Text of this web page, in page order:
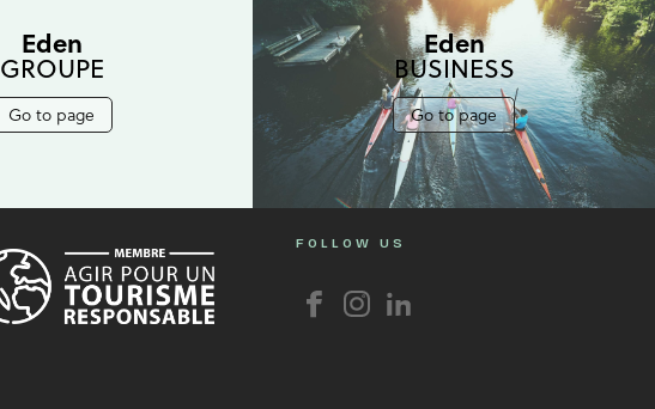
Eden
GROUPE
Go to page
Eden
BUSINESS
Go to page
FOLLOW US
FacebookInstagram